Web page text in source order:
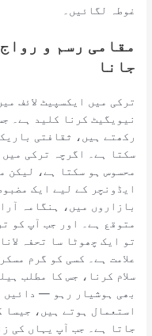
غوطہ لگائیں۔
مقامی رسم و
جانا
ترکی میں ایکسپیٹ لائف
نیویگیٹ کرنا کلید ہے۔
رکھتے ہیں، ثقافتی
سکتا ہے۔ اگرچہ ترکی میں
محسوس ہو سکتا ہے، لیکن
ایڈونچر کے لیے ایک
بازاروں میں، ہنگامہ
متوقع ہے۔ اور جب آپ کو
تو ایک چھوٹا سا تحفہ
علامت ہے۔ کسی کو گرم
سلام کرنا، جس کا مطلب
بھی ہوشیار رہو — دائیں
استعمال ہوتے ہیں، جیسا
جاتا ہے۔ جب آپ یہاں کی